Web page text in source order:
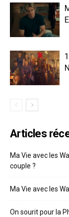
Articles
Ma Vie avec les
couple ?
Ma Vie avec les
On sourit pour la